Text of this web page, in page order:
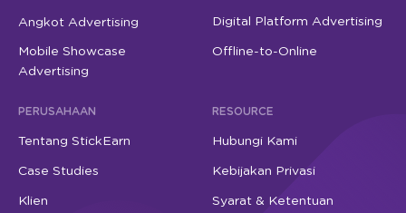
Angkot Advertising
Mobile Showcase
Advertising
Digital Platform Advertising
Offline-to-Online
PERUSAHAAN
Tentang StickEarn
Case Studies
Klien
RESOURCE
Hubungi Kami
Kebijakan Privasi
Syarat & Ketentuan